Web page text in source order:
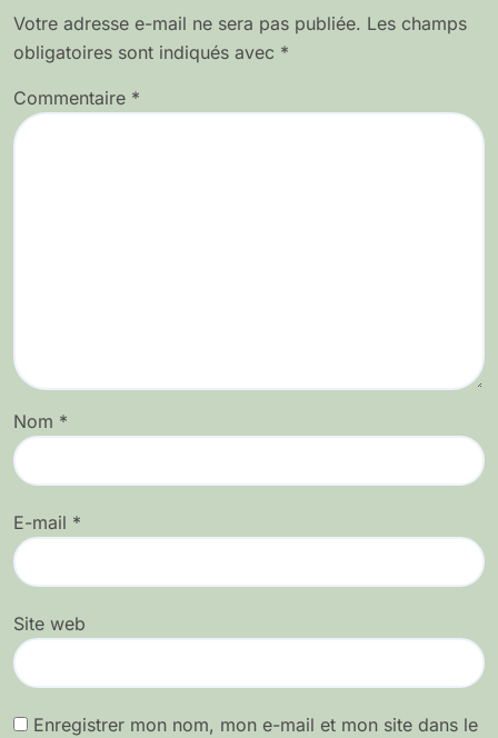
Votre adresse e-mail ne sera pas publiée. Les champs
obligatoires sont indiqués avec *
Commentaire *
Nom *
E-mail *
Site web
Enregistrer mon nom, mon e-mail et mon site dans le